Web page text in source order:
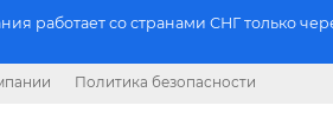
работает со странами СНГ только
Политика безопасности